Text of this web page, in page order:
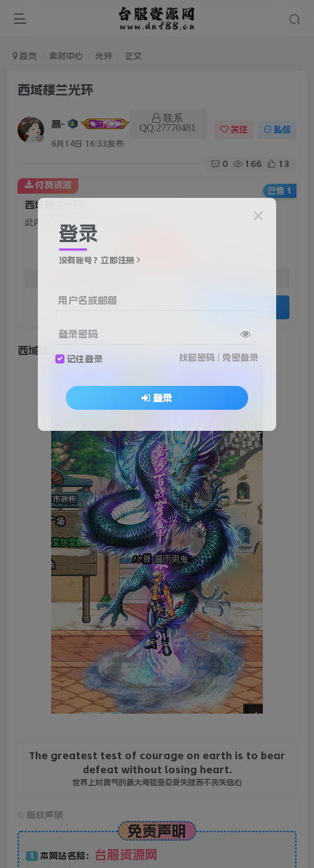
首页 素材中心 光环 正文
西域楼兰光环
暴雨
联系
QQ:27770481
6月14日 16:33发布
关注 私信
0 166 13
西域楼兰光环
此内容为付费资源，请付费后查看
付费资源
已售 1
西域楼兰光环
The greatest test of courage on earth is to bear
defeat without losing heart.
世界上对勇气的最大考验是忍受失败而不丧失信心
版权声明
免责声明
1 本网站名称： 台服资源网
登录
没有账号？立即注册
用户名或邮箱
登录密码
记住登录 找回密码 免密登录
登录